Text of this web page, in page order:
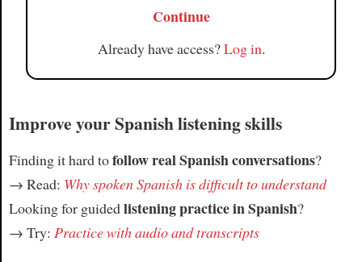
Continue
Already have access?Log in.
Improve your Spanish listening skills
Finding it hard tofollow real Spanish conversations?
→ Read: Why spoken Spanish is difficult to understand
Looking for guidedlistening practice in Spanish?
→ Try: Practice with audio and transcripts